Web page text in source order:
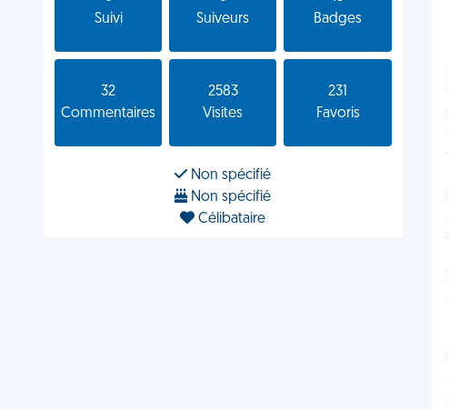
Suivi
Suiveurs
Badges
32
Commentaires
2583
Visites
231
Favoris
Non spécifié
Non spécifié
Célibataire